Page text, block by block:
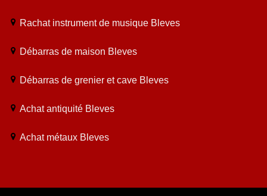
Rachat instrument de musique Bleves
Débarras de maison Bleves
Débarras de grenier et cave Bleves
Achat antiquité Bleves
Achat métaux Bleves